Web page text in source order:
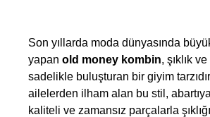
Son yıllarda moda dünyasında
yapan old money kombin, şıklık
sadelikle buluşturan bir giyim
ailelerden ilham alan bu stil,
kaliteli ve zamansız parçalarla